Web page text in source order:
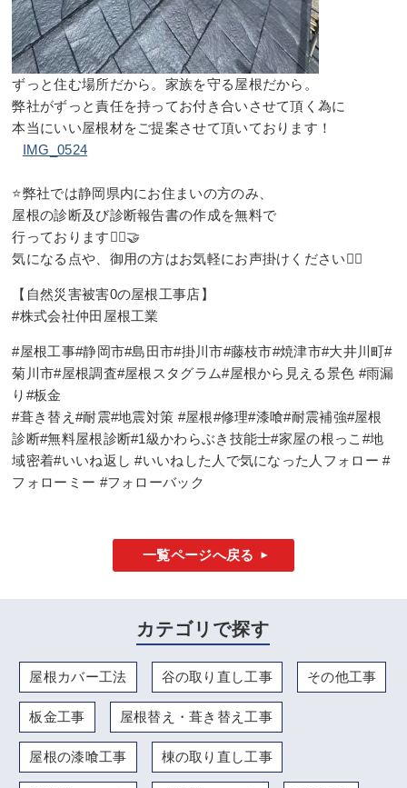
ずっと住む場所だから。家族を守る屋根だから。⠀
弊社がずっと責任を持ってお付き合いさせて頂く為に⠀
本当にいい屋根材をご提案させて頂いております！⠀
IMG_0524
⭐️弊社では静岡県内にお住まいの方のみ、
屋根の診断及び診断報告書の作成を無料で
行っております🙇‍♂️🤝
気になる点や、御用の方はお気軽にお声掛けください👷‍♂️
【自然災害被害0の屋根工事店】
#株式会社仲田屋根工業
#屋根工事#静岡市#島田市#掛川市#藤枝市#焼津市#大井川町#
菊川市#屋根調査#屋根スタグラム#屋根から見える景色 #雨漏
り#板金⠀
#葺き替え#耐震#地震対策 #屋根#修理#漆喰#耐震補強#屋根
診断#無料屋根診断#1級かわらぶき技能士#家屋の根っこ#地
域密着#いいね返し #いいねした人で気になった人フォロー #
フォローミー #フォローバック
一覧ページへ戻る
カテゴリで探す
屋根カバー工法 谷の取り直し工事 その他工事
板金工事 屋根替え・葺き替え工事
屋根の漆喰工事 棟の取り直し工事